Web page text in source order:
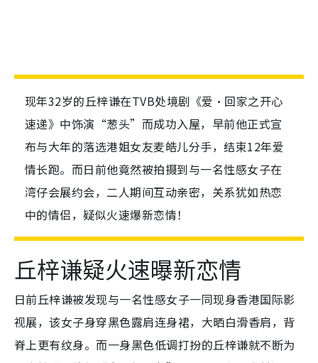
现年32岁的丘梓谦在TVB处境剧《爱·回家之开心
速递》中饰演“葱头”而成功入屋，早前他正式宣
布与大年的落选港姐女友麦皓儿分手，结束12年爱
情长跑。而日前他竟然被拍摄到与一名性感女子在
湾仔会展约会，二人期间互动亲密，关系犹如热恋
中的情侣，疑似火速爆新恋情！
丘梓谦疑火速曝新恋情
日前丘梓谦被发现与一名性感女子一同现身香港国际影
视展，该女子身穿黑色露肩连身裙，大晒白滑香肩，背
脊上更有纹身。而一身黑色低调打扮的丘梓谦就不断为